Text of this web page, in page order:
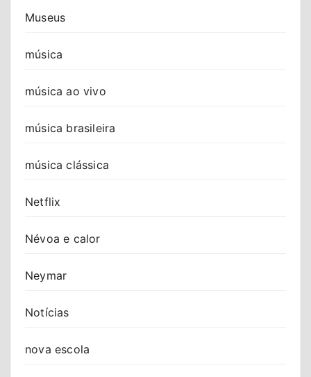
Museus
música
música ao vivo
música brasileira
música clássica
Netflix
Névoa e calor
Neymar
Notícias
nova escola